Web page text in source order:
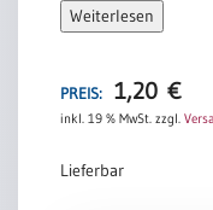
Weiterlesen
PREIS: 1,20 €
inkl. 19 % MwSt. zzgl.
Lieferbar